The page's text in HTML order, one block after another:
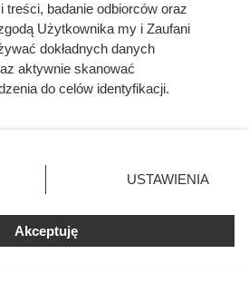
sztuk!
szaloną akcję z
- wszystkie rodzaje topowej marki
5 sztuk za free i mnóstwo
treści, badanie odbiorców oraz
Użytkownika my i Zaufani
dokładnych danych
aktywnie skanować
do celów identyfikacji.
przycisk ustawień prywatności
dolnym rogu strony
danych nie wymagają zgody
prawo sprzeciwić się takiemu
będą miały zastosowania tylko
USTAWIENIA
Akceptuję